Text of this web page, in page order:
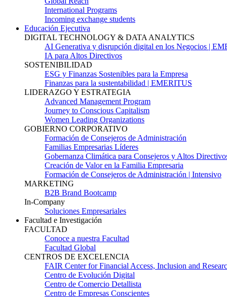
International Programs
Incoming exchange students
Educación Ejecutiva
DIGITAL TECHNOLOGY & DATA ANALYTICS
AI Generativa y disrupción digital en los Negocios |
IA para Altos Directivos
SOSTENIBILIDAD
ESG y Finanzas Sostenibles para la Empresa
Finanzas para la sustentabilidad | EMERITUS
LIDERAZGO Y ESTRATEGIA
Advanced Management Program
Journey to Conscious Capitalism
Women Leading Organizations
GOBIERNO CORPORATIVO
Formación de Consejeros de Administración
Familias Empresarias Líderes
Gobernanza Climática para Consejeros y Altos
Creación de Valor en la Familia Empresaria
Formación de Consejeros de Administración | Intensivo
MARKETING
B2B Brand Bootcamp
In-Company
Soluciones Empresariales
Facultad e Investigación
FACULTAD
Conoce a nuestra Facultad
Facultad Global
CENTROS DE EXCELENCIA
FAIR Center for Financial Access, Inclusion and
Centro de Evolución Digital
Centro de Comercio Detallista
Centro de Empresas Conscientes